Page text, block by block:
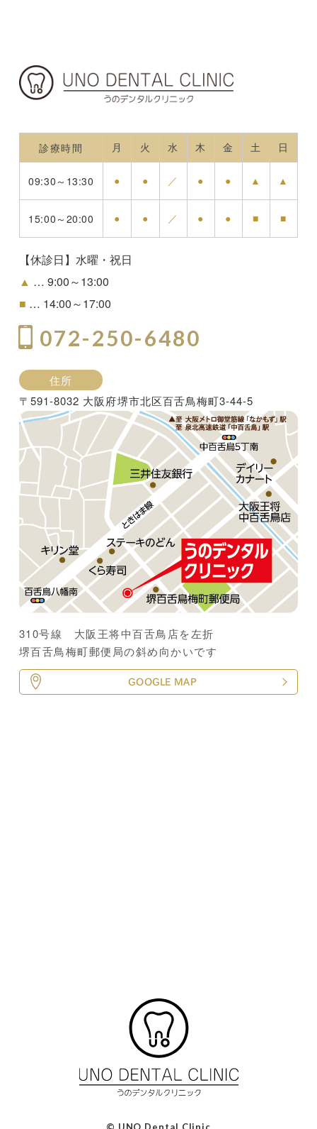
診療時間 月 火 水 木 金 土 日
09:30～13:30 ● ● ／ ● ● ▲ ▲
15:00～20:00 ● ● ／ ● ● ■ ■
【休診日】水曜・祝日
▲ … 9:00～13:00
■ … 14:00～17:00
072-250-6480
住所
〒591-8032 大阪府堺市北区百舌鳥梅町3-44-5
310号線 大阪王将中百舌鳥店を左折
堺百舌鳥梅町郵便局の斜め向かいです
GOOGLE MAP